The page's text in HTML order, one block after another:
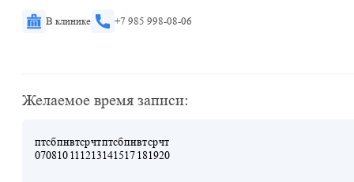
В клинике +7 985 998-08-06
Желаемое время записи:
пт
07
сб
08
пн
10
вт
11
ср
12
чт
13
пт
14
сб
15
пн
17
вт
18
ср
19
чт
20